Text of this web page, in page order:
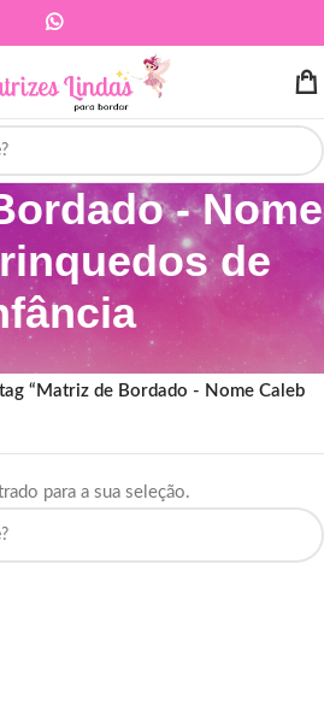
- Nome
de
“Matriz de Bordado - Nome Caleb
para a sua seleção.